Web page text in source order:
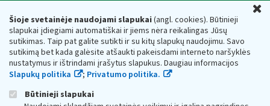
Šioje svetainėje naudojami slapukai(angl. cookies). Būtinieji
slapukai įdiegiami automatiškai ir jiems nėra reikalingas Jūsų
sutikimas. Taip pat galite sutikti ir su kitų slapukų naudojimu. Savo
sutikimą bet kada galėsite atšaukti pakeisdami interneto naršyklės
nustatymus ir ištrindami įrašytus slapukus. Daugiau informacijos
Slapukų politika
; Privatumo politika.
Būtinieji slapukai
Respublikos finansų ministerijos
Biudžetinė įstaiga. Juridinio asmens kodas — 188659752,
adresas: Vasario 16-osios g. 14, 01107 Vilnius, Lietuva, el.paštas:
vmi@vmi.lt, E. pristatymo dėžutės adresas 188659752
Duomenys apie Valstybinę mokesčių inspekciją prie Lietuvos
Respublikos finansų ministerijos kaupiami ir saugomi Juridinių